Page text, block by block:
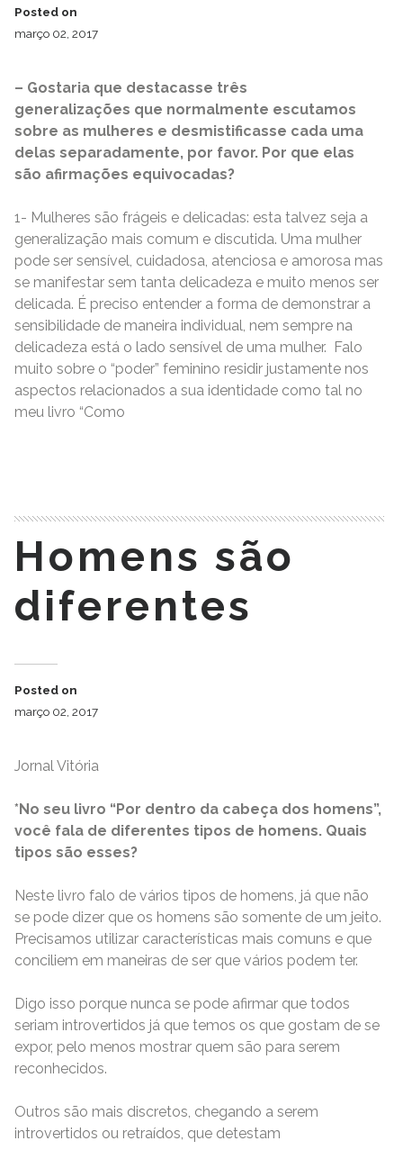
Posted on
março 02, 2017
– Gostaria que destacasse três
generalizações que normalmente escutamos
sobre as mulheres e desmistificasse cada uma
delas separadamente, por favor. Por que elas
são afirmações equivocadas?
1- Mulheres são frágeis e delicadas: esta talvez seja a
generalização mais comum e discutida. Uma mulher
pode ser sensível, cuidadosa, atenciosa e amorosa mas
se manifestar sem tanta delicadeza e muito menos ser
delicada. É preciso entender a forma de demonstrar a
sensibilidade de maneira individual, nem sempre na
delicadeza está o lado sensível de uma mulher. Falo
muito sobre o “poder” feminino residir justamente nos
aspectos relacionados a sua identidade como tal no
meu livro “Como
Homens são
diferentes
Posted on
março 02, 2017
Jornal Vitória
*No seu livro “Por dentro da cabeça dos homens”,
você fala de diferentes tipos de homens. Quais
tipos são esses?
Neste livro falo de vários tipos de homens, já que não
se pode dizer que os homens são somente de um jeito.
Precisamos utilizar características mais comuns e que
conciliem em maneiras de ser que vários podem ter.
Digo isso porque nunca se pode afirmar que todos
seriam introvertidos já que temos os que gostam de se
expor, pelo menos mostrar quem são para serem
reconhecidos.
Outros são mais discretos, chegando a serem
introvertidos ou retraídos, que detestam